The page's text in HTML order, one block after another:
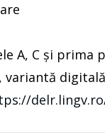
A, C și prima
variantă digitală